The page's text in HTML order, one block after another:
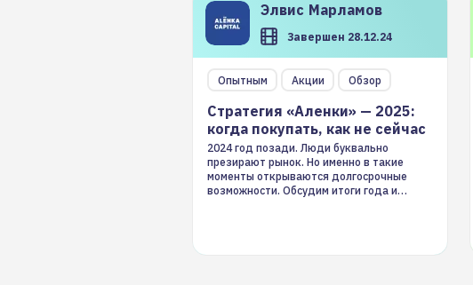
Элвис Марламов
Завершен 28.12.24
Опытным Акции Обзор
Стратегия «Аленки» — 2025:
когда покупать, как не сейчас
2024 год позади. Люди буквально
презирают рынок. Но именно в такие
моменты открываются долгосрочные
возможности. Обсудим итоги года и